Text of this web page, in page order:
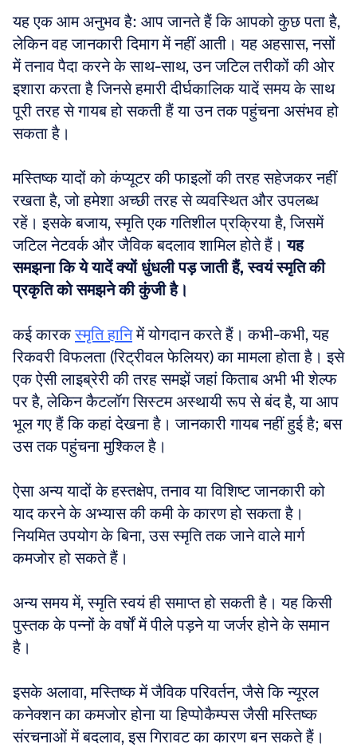
यह एक आम अनुभव है: आप जानते हैं कि आपको कुछ पता है,
लेकिन वह जानकारी दिमाग में नहीं आती। यह अहसास, नसों
में तनाव पैदा करने के साथ-साथ, उन जटिल तरीकों की ओर
इशारा करता है जिनसे हमारी दीर्घकालिक यादें समय के साथ
पूरी तरह से गायब हो सकती हैं या उन तक पहुंचना असंभव हो
सकता है।
मस्तिष्क यादों को कंप्यूटर की फाइलों की तरह सहेजकर नहीं
रखता है, जो हमेशा अच्छी तरह से व्यवस्थित और उपलब्ध
रहें। इसके बजाय, स्मृति एक गतिशील प्रक्रिया है, जिसमें
जटिल नेटवर्क और जैविक बदलाव शामिल होते हैं। यह
समझना कि ये यादें क्यों धुंधली पड़ जाती हैं, स्वयं स्मृति की
प्रकृति को समझने की कुंजी है।
कई कारक स्मृति हानि में योगदान करते हैं। कभी-कभी, यह
रिकवरी विफलता (रिट्रीवल फेलियर) का मामला होता है। इसे
एक ऐसी लाइब्रेरी की तरह समझें जहां किताब अभी भी शेल्फ
पर है, लेकिन कैटलॉग सिस्टम अस्थायी रूप से बंद है, या आप
भूल गए हैं कि कहां देखना है। जानकारी गायब नहीं हुई है; बस
उस तक पहुंचना मुश्किल है।
ऐसा अन्य यादों के हस्तक्षेप, तनाव या विशिष्ट जानकारी को
याद करने के अभ्यास की कमी के कारण हो सकता है।
नियमित उपयोग के बिना, उस स्मृति तक जाने वाले मार्ग
कमजोर हो सकते हैं।
अन्य समय में, स्मृति स्वयं ही समाप्त हो सकती है। यह किसी
पुस्तक के पन्नों के वर्षों में पीले पड़ने या जर्जर होने के समान
है।
इसके अलावा, मस्तिष्क में जैविक परिवर्तन, जैसे कि न्यूरल
कनेक्शन का कमजोर होना या हिप्पोकैम्पस जैसी मस्तिष्क
संरचनाओं में बदलाव, इस गिरावट का कारण बन सकते हैं।